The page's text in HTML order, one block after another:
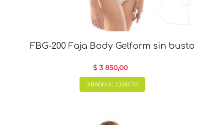
FBG-200 Faja Body Gelform sin busto
$ 3 850,00
AÑADIR AL CARRITO